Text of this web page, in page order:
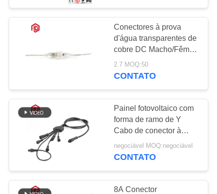
Conectores à prova
d'água transparentes de
cobre DC Macho/Fêmea
50A IP68 para
aplicações em
2.7 MOQ:50
CONTATO
Painel fotovoltaico com
forma de ramo de Y
Cabo de conector à
prova d'água IP68 Para
LEDs exteriores
negociável MOQ:negociável
CONTATO
8A Conector